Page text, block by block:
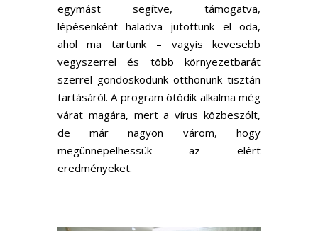
egymást segítve, támogatva,
lépésenként haladva jutottunk el oda,
ahol ma tartunk – vagyis kevesebb
vegyszerrel és több környezetbarát
szerrel gondoskodunk otthonunk tisztán
tartásáról. A program ötödik alkalma még
várat magára, mert a vírus közbeszólt,
de már nagyon várom, hogy
megünnepelhessük az elért
eredményeket.